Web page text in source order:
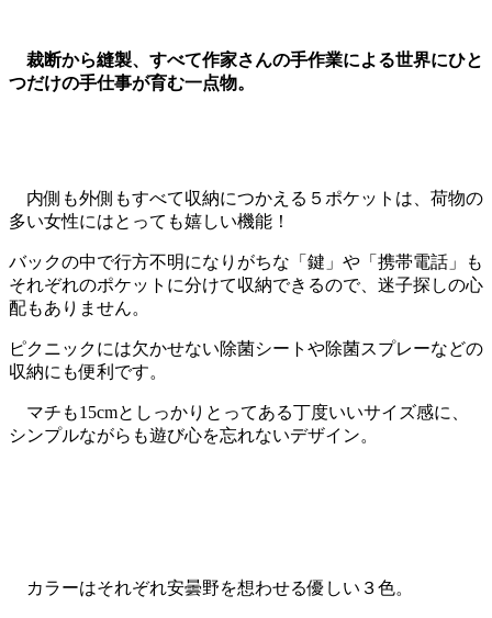
裁断から縫製、すべて作家さんの手作業による世界にひと
つだけの手仕事が育む一点物。
内側も外側もすべて収納につかえる５ポケットは、荷物の
多い女性にはとっても嬉しい機能！
バックの中で行方不明になりがちな「鍵」や「携帯電話」も
それぞれのポケットに分けて収納できるので、迷子探しの心
配もありません。
ピクニックには欠かせない除菌シートや除菌スプレーなどの
収納にも便利です。
マチも15cmと しっかりとってある丁度いいサイズ感に、
シンプルながらも遊び心を忘れないデザイン。
カラーはそれぞれ安曇野を想わせる優しい３色。